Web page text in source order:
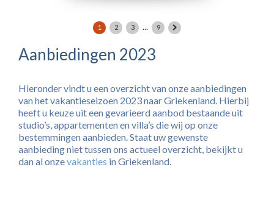
1 2 3 ... 9
Aanbiedingen 2023
Hieronder vindt u een overzicht van onze aanbiedingen
van het vakantieseizoen 2023 naar Griekenland. Hierbij
heeft u keuze uit een gevarieerd aanbod bestaande uit
studio’s, appartementen en villa’s die wij op onze
bestemmingen aanbieden. Staat uw gewenste
aanbieding niet tussen ons actueel overzicht, bekijkt u
dan al onzevakanties in Griekenland.